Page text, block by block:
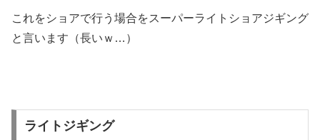
これをショアで行う場合をスーパーライトショアジギング
と言います（長いｗ…）
ライトジギング